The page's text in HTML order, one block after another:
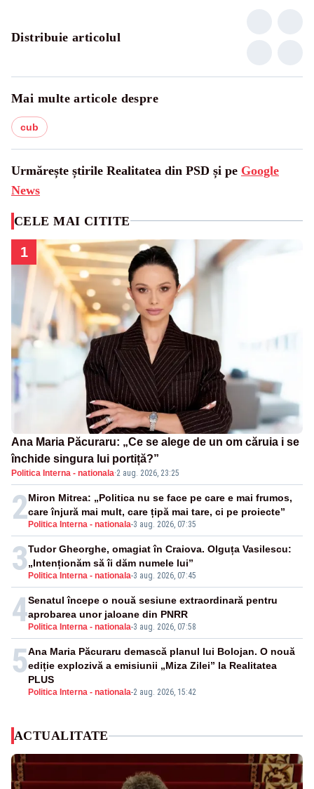
Distribuie articolul
Mai multe articole despre
cub
Urmărește știrile Realitatea din PSD și pe Google
News
CELE MAI CITITE
1
Ana Maria Păcuraru: „Ce se alege de un om căruia i se
închide singura lui portiță?”
Politica Interna - nationala·2 aug. 2026, 23:25
2 Politica Interna - nationala-3 aug. 2026, 07:35
Miron Mitrea: „Politica nu se face pe care e mai frumos,
care înjură mai mult, care țipă mai tare, ci pe proiecte”
3 Politica Interna - nationala-3 aug. 2026, 07:45
Tudor Gheorghe, omagiat în Craiova. Olguța Vasilescu:
„Intenționăm să îi dăm numele lui”
4 Politica Interna - nationala-3 aug. 2026, 07:58
Senatul începe o nouă sesiune extraordinară pentru
aprobarea unor jaloane din PNRR
5
Politica Interna - nationala-2 aug. 2026, 15:42
Ana Maria Păcuraru demască planul lui Bolojan. O nouă
ediție explozivă a emisiunii „Miza Zilei” la Realitatea
PLUS
ACTUALITATE